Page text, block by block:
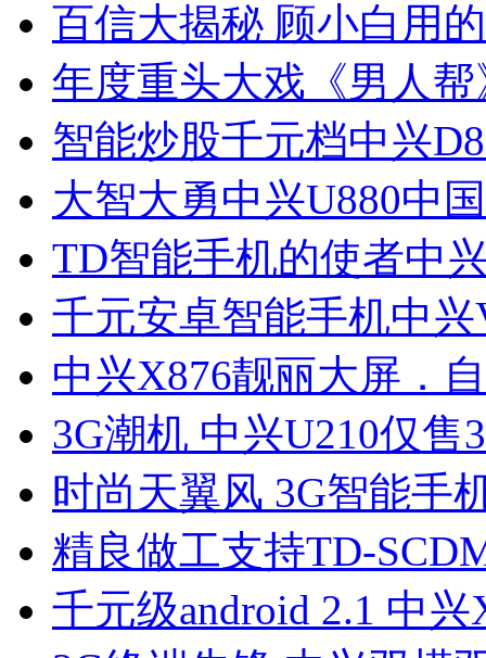
百信大揭秘 顾小白用
年度重头大戏《男人
智能炒股千元档中兴
大智大勇中兴U880中
TD智能手机的使者中
千元安卓智能手机中
中兴X876靓丽大屏．
3G潮机 中兴U210仅售
时尚天翼风 3G智能手
精良做工支持TD-
千元级android 2.1 中兴